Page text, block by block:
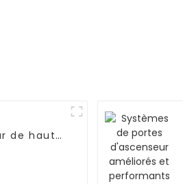
de haute